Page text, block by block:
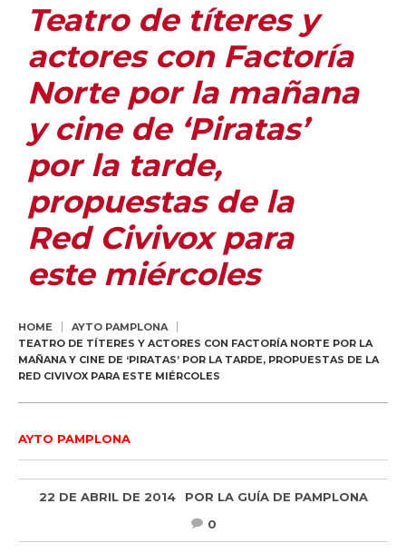
Teatro de títeres y
actores con Factoría
Norte por la mañana
y cine de ‘Piratas’
por la tarde,
propuestas de la
Red Civivox para
este miércoles
HOME
AYTO PAMPLONA
TEATRO DE TÍTERES Y ACTORES CON FACTORÍA NORTE POR LA
MAÑANA Y CINE DE ‘PIRATAS’ POR LA TARDE, PROPUESTAS DE LA
RED CIVIVOX PARA ESTE MIÉRCOLES
AYTO PAMPLONA
22 DE ABRIL DE 2014 POR LA GUÍA DE PAMPLONA
0